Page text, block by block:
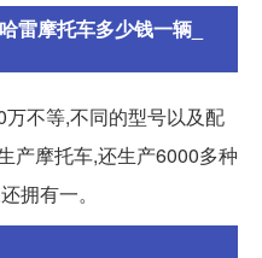
雷摩托车多少钱一辆_
不等,不同的型号以及配
产摩托车,还生产6000多种
拥有一。